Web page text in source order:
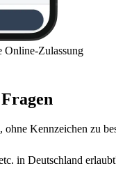
Online-Zulassung
ohne Kennzeichen zu
in Deutschland